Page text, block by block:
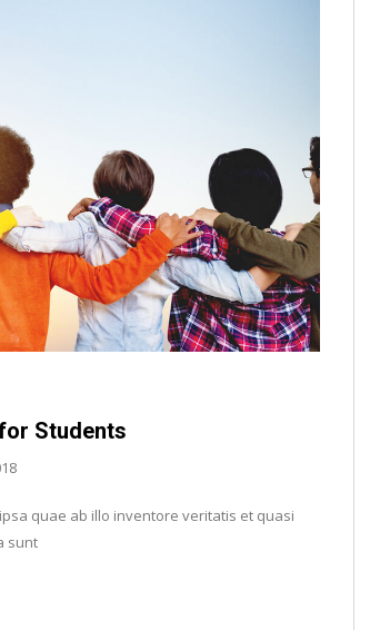
Students
quae ab illo inventore veritatis et quasi
sunt